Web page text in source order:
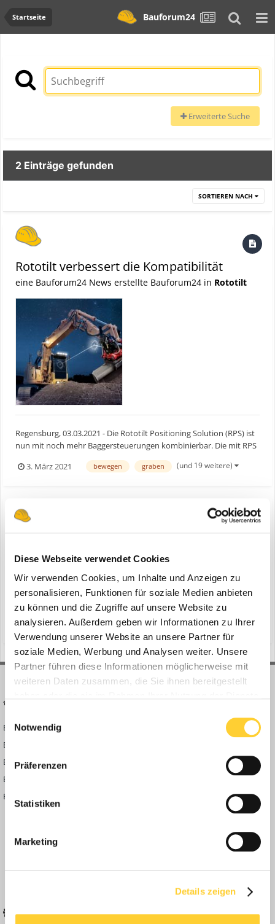
Diese Webseite verwendet Cookies
Wir verwenden Cookies, um Inhalte und Anzeigen zu
personalisieren, Funktionen für soziale Medien anbieten
zu können und die Zugriffe auf unsere Website zu
analysieren. Außerdem geben wir Informationen zu Ihrer
Verwendung unserer Website an unsere Partner für
soziale Medien, Werbung und Analysen weiter. Unsere
Partner führen diese Informationen möglicherweise mit
weiteren Daten zusammen, die Sie ihnen bereitgestellt
Notwendig
Präferenzen
Statistiken
Marketing
Details zeigen
Startseite Bauforum24
Erweiterte Suche
2 Einträge gefunden
SORTIEREN NACH
Rototilt verbessert die Kompatibilität
eine Bauforum24 News erstellte Bauforum24 in Rototilt
Regensburg, 03.03.2021 - Die Rototilt Positioning Solution (RPS) ist
nun mit noch mehr Baggersteuerungen kombinierbar. Die mit RPS
ausgestatteten Schwenkrotatoren von Rototilt sind bereits
kompatibel mit Leica, Trimble, Topcon, MOBA/Novatron und L5.
3. März 2021 bewegen graben (und 19 weitere)
ein Thema erstellte Bauforum24 inNews aus der
Regensburg, 03.03.2021 - Die Rototilt Positioning Solution (RPS) ist
nun mit noch mehr Baggersteuerungen kombinierbar. Die mit RPS
ausgestatteten Schwenkrotatoren von Rototilt sind bereits
kompatibel mit Leica, Trimble, Topcon, MOBA/Novatron und L5.
Seit dem 1. Februar 2021 gilt dies nun auch für Di...
3. März 2021 bauforum24 news (und 19 weitere)
Bauforum24 News
Bauforum24 TV
BF24 Mediathek
BF24 Fotostrecken
Bauforum Shop
BELIEBTE FOREN KONTAKT